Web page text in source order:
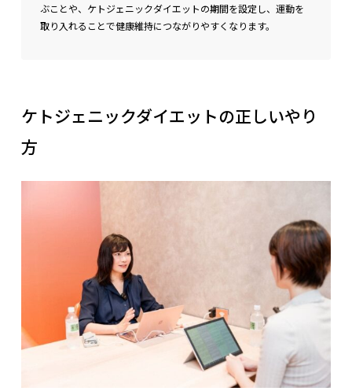
ぶことや、ケトジェニックダイエットの期間を設定し、運動を
取り入れることで健康維持につながりやすくなります。
ケトジェニックダイエットの正しいやり
方